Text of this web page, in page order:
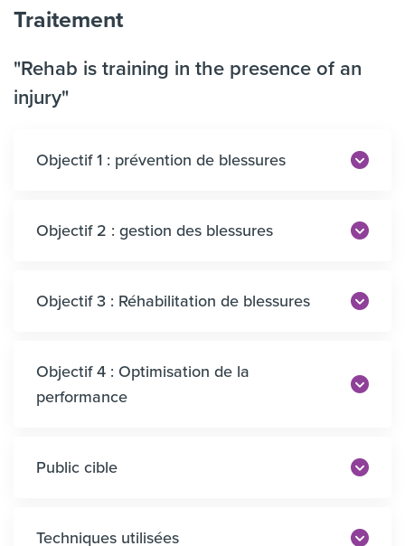
Traitement
"Rehab is training in the presence of an
injury"
Objectif 1 : prévention de blessures
Objectif 2 : gestion des blessures
Objectif 3 : Réhabilitation de blessures
Objectif 4 : Optimisation de la
performance
Public cible
Techniques utilisées